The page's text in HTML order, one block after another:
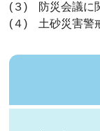
(３) 防災会議に
(４) 土砂災害警